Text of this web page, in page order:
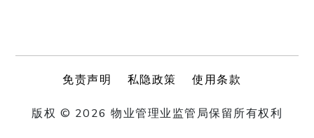
免责声明 私隐政策 使用条款
版权 © 2026 物业管理业监管局保留所有权利